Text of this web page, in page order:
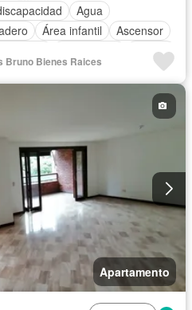
Agua
Área infantil
Ascensor
Piscina
Bruno Bienes Raices
Apartamento